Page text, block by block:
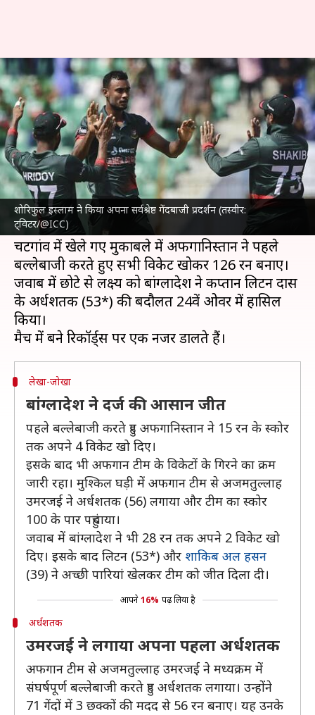
शोरिफुल इस्लाम ने किया अपना सर्वश्रेष्ठ गेंदबाजी प्रदर्शन (तस्वीर:
ट्विटर/@ICC)
बांग्लादेश ने अफगानिस्तान को तीसरे
वनडे में हराया, ये बने रिकॉर्ड्स
लेखन अंकित पसबोला Jul 11, 2023 07:09 pm
क्या है खबर?
बांग्लादेश क्रिकेट टीम ने तीसरे वनडे मैच में
अफगानिस्तान
क्रिकेट टीमको 7 विकेट से हरा दिया। इस हार के बावजूद
अफगानिस्तान ने यह सीरीज 2-1 से जीत ली है।
चटगांव में खेले गए मुकाबले में अफगानिस्तान ने पहले
बल्लेबाजी करते हुए सभी विकेट खोकर 126 रन बनाए।
जवाब में छोटे से लक्ष्य को बांग्लादेश ने कप्तान लिटन दास
के अर्धशतक (53*) की बदौलत 24वें ओवर में हासिल
किया।
लेखा-जोखा
बांग्लादेश ने दर्ज की आसान जीत
पहले बल्लेबाजी करते हुए अफगानिस्तान ने 15 रन के स्कोर
तक अपने 4 विकेट खो दिए।
इसके बाद भी अफगान टीम के विकेटों के गिरने का क्रम
जारी रहा। मुश्किल घड़ी में अफगान टीम से अजमतुल्लाह
उमरजई ने अर्धशतक (56) लगाया और टीम का स्कोर
100 के पार पहुंचाया।
जवाब में बांग्लादेश ने भी 28 रन तक अपने 2 विकेट खो
दिए। इसके बाद लिटन (53*) और शाकिब अल हसन
(39) ने अच्छी पारियां खेलकर टीम को जीत दिला दी।
आपने 16% पढ़ लिया है
अर्धशतक
उमरजई ने लगाया अपना पहला अर्धशतक
अफगान टीम से अजमतुल्लाह उमरजई ने मध्यक्रम में
संघर्षपूर्ण बल्लेबाजी करते हुए अर्धशतक लगाया। उन्होंने
71 गेंदों में 3 छक्कों की मदद से 56 रन बनाए। यह उनके